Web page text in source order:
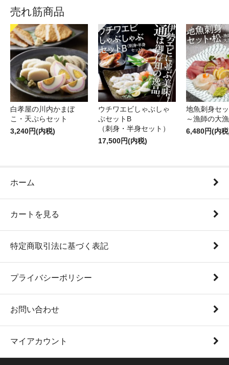
売れ筋商品
白孝屋の川内かまぼ
こ・天ぷらセット
3,240円(内税)
ウチワエビしゃぶしゃ
ぶセットB
（刺身・半身セット）
17,500円(内税)
地魚刺身セ
～漁師の大
6,480円(内
ホーム
カートを見る
特定商取引法に基づく表記
プライバシーポリシー
お問い合わせ
マイアカウント